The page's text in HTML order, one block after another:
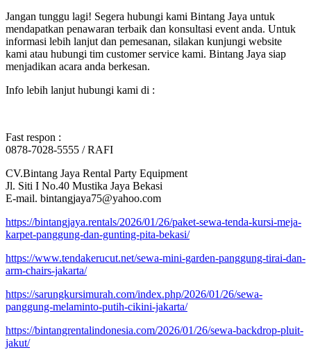
Jangan tunggu lagi! Segera hubungi kami Bintang Jaya untuk
mendapatkan penawaran terbaik dan konsultasi event anda. Untuk
informasi lebih lanjut dan pemesanan, silakan kunjungi website
kami atau hubungi tim customer service kami. Bintang Jaya siap
menjadikan acara anda berkesan.
Info lebih lanjut hubungi kami di :
Fast respon :
0878-7028-5555 / RAFI
CV.Bintang Jaya Rental Party Equipment
Jl. Siti I No.40 Mustika Jaya Bekasi
E-mail. bintangjaya75@yahoo.com
https://bintangjaya.rentals/2026/01/26/paket-sewa-tenda-kursi-meja-
karpet-panggung-dan-gunting-pita-bekasi/
https://www.tendakerucut.net/sewa-mini-garden-panggung-tirai-dan-
arm-chairs-jakarta/
https://sarungkursimurah.com/index.php/2026/01/26/sewa-
panggung-melaminto-putih-cikini-jakarta/
https://bintangrentalindonesia.com/2026/01/26/sewa-backdrop-pluit-
jakut/